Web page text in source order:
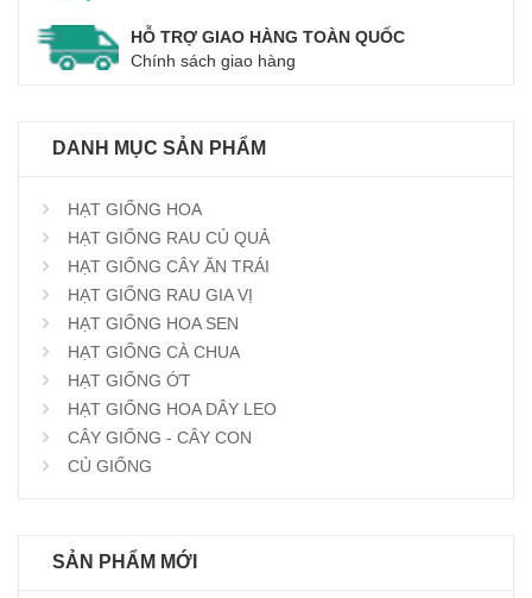
HỖ TRỢ GIAO HÀNG TOÀN QUỐC
Chính sách giao hàng
DANH MỤC SẢN PHẨM
HẠT GIỐNG HOA
HẠT GIỐNG RAU CỦ QUẢ
HẠT GIỐNG CÂY ĂN TRÁI
HẠT GIỐNG RAU GIA VỊ
HẠT GIỐNG HOA SEN
HẠT GIỐNG CÀ CHUA
HẠT GIỐNG ỚT
HẠT GIỐNG HOA DÂY LEO
CÂY GIỐNG - CÂY CON
CỦ GIỐNG
SẢN PHẨM MỚI